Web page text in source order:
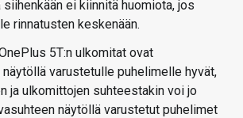
siihenkään ei kiinnitä huomiota, jos
rinnatusten keskenään.
5T:n ulkomitat ovat
varustetulle puhelimelle hyvät,
ja ulkomittojen suhteestakin voi jo
näytöllä varustetut puhelimet